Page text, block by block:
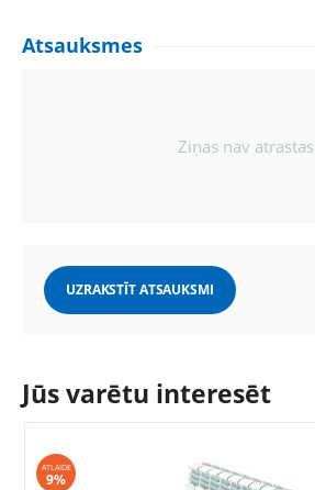
Atsauksmes
Ziņas nav atrastas
UZRAKSTĪT ATSAUKSMI
Jūs varētu interesēt
ATLAIDE
9%